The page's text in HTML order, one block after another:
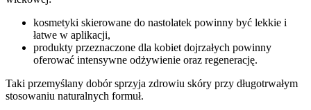
kosmetyki skierowane do nastolatek powinny być lekkie i
łatwe w aplikacji,
produkty przeznaczone dla kobiet dojrzałych powinny
oferować intensywne odżywienie oraz regenerację.
Taki przemyślany dobór sprzyja zdrowiu skóry przy długotrwałym
stosowaniu naturalnych formuł.